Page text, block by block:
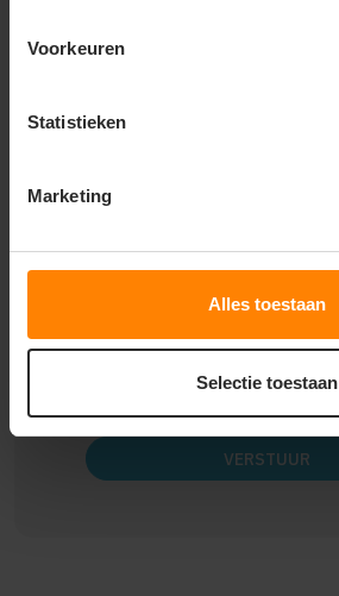
Voorkeuren
Statistieken
Marketing
Alles toestaan
Selectie toestaan
E-mailadres
Telefoonnummer
VERSTUUR